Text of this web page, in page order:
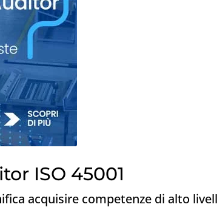
ISO 45001
acquisire competenze di alto